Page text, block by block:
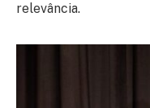
relevância.